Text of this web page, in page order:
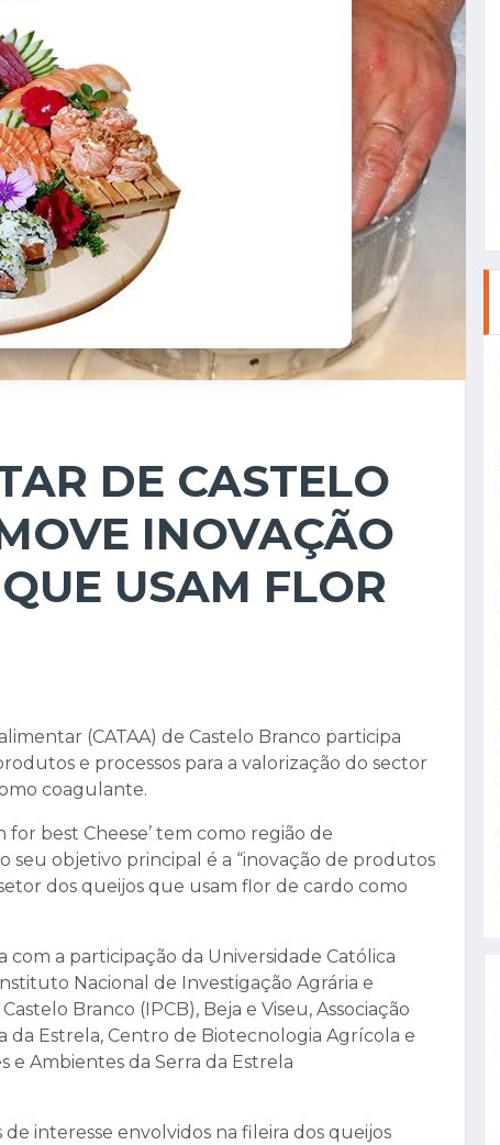
DE CASTELO
INOVAÇÃO
USAM FLOR
(CATAA) de Castelo Branco participa
e processos para a valorização do sector
coagulante.
for best Cheese’ tem como região de
objetivo principal é a “inovação de produtos
dos queijos que usam flor de cardo como
com a participação da Universidade Católica
Nacional de Investigação Agrária e
Branco (IPCB), Beja e Viseu, Associação
da Estrela, Centro de Biotecnologia Agrícola e
e Ambientes da Serra da Estrela
interesse envolvidos na fileira dos queijos